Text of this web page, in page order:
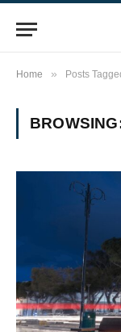
Home » Posts